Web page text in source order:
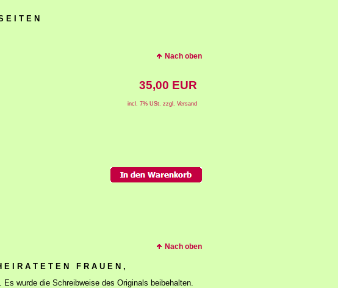
E I T E N
Nach oben
35,00 EUR
incl. 7% USt. zzgl. Versand
Nach oben
I R A T E T E N F R A U E N ,
wurde die Schreibweise des Originals beibehalten.